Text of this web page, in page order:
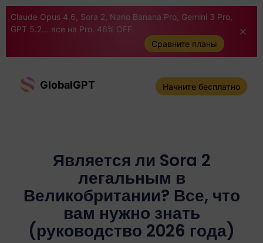
Claude Opus 4.6, Sora 2, Nano Banana Pro, Gemini 3 Pro,
GPT 5.2... все на Pro. 46% OFF
Сравните планы
GlobalGPT Начните бесплатно
Является ли Sora 2
легальным в
Великобритании? Все, что
вам нужно знать
(руководство 2026 года)